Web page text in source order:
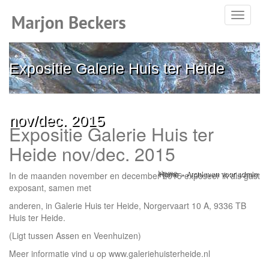
Toggle
Expositie Galerie Huis ter Heide
nov/dec. 2015
Home»Archieven voor admin
Expositie Galerie Huis ter
Heide nov/dec. 2015
In de maanden november en december 2015 exposeer ik als gast
exposant, samen met
anderen, in Galerie Huis ter Heide, Norgervaart 10 A, 9336 TB
Huis ter Heide.
(Ligt tussen Assen en Veenhuizen)
Meer informatie vind u op www.galeriehuisterheide.nl